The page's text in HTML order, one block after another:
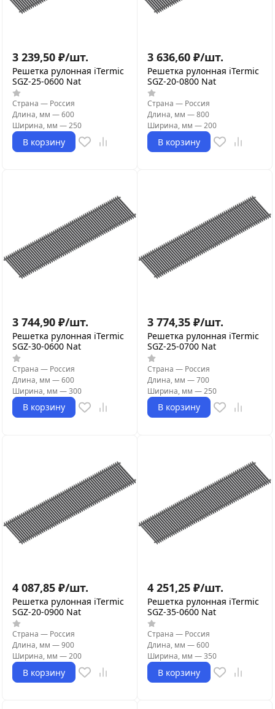
3 239,50 ₽/шт.
Решетка рулонная iTermic
SGZ-25-0600 Nat
Страна — Россия
Длина, мм —600
Ширина, мм —250
В корзину
3 636,60 ₽/шт.
Решетка рулонная iTermic
SGZ-20-0800 Nat
Страна — Россия
Длина, мм —800
Ширина, мм —200
В корзину
3 744,90 ₽/шт.
Решетка рулонная iTermic
SGZ-30-0600 Nat
Страна — Россия
Длина, мм —600
Ширина, мм —300
В корзину
3 774,35 ₽/шт.
Решетка рулонная iTermic
SGZ-25-0700 Nat
Страна — Россия
Длина, мм —700
Ширина, мм —250
В корзину
4 087,85 ₽/шт.
Решетка рулонная iTermic
SGZ-20-0900 Nat
Страна — Россия
Длина, мм —900
Ширина, мм —200
В корзину
4 251,25 ₽/шт.
Решетка рулонная iTermic
SGZ-35-0600 Nat
Страна — Россия
Длина, мм —600
Ширина, мм —350
В корзину